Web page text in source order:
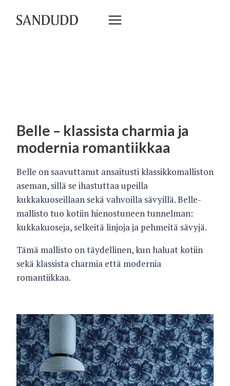
sisältöön
Belle – klassista charmia ja
modernia romantiikkaa
Belle on saavuttanut ansaitusti klassikkomalliston
aseman, sillä se ihastuttaa upeilla
kukkakuoseillaan sekä vahvoilla sävyillä. Belle-
mallisto tuo kotiin hienostuneen tunnelman:
kukkakuoseja, selkeitä linjoja ja pehmeitä sävyjä.
Tämä mallisto on täydellinen, kun haluat kotiin
sekä klassista charmia että modernia
romantiikkaa.